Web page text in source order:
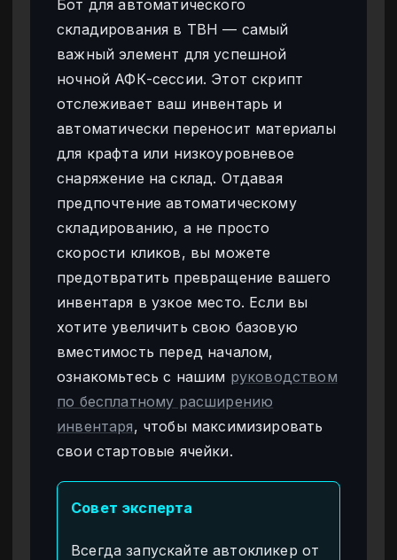
Бот для автоматического
складирования в TBH — самый
важный элемент для успешной
ночной АФК-сессии. Этот скрипт
отслеживает ваш инвентарь и
автоматически переносит материалы
для крафта или низкоуровневое
снаряжение на склад. Отдавая
предпочтение автоматическому
складированию, а не просто
скорости кликов, вы можете
предотвратить превращение вашего
инвентаря в узкое место. Если вы
хотите увеличить свою базовую
вместимость перед началом,
ознакомьтесь с нашим руководством
по бесплатному расширению
инвентаря, чтобы максимизировать
свои стартовые ячейки.
Совет эксперта
Всегда запускайте автокликер от